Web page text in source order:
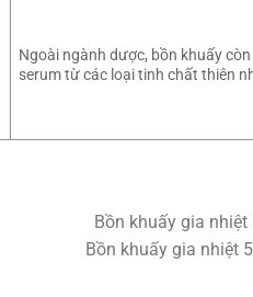
Ngoài ngành dược, bồn khuấy
serum từ các loại tinh chất thiên
Bồn khuấy gia nhiệt